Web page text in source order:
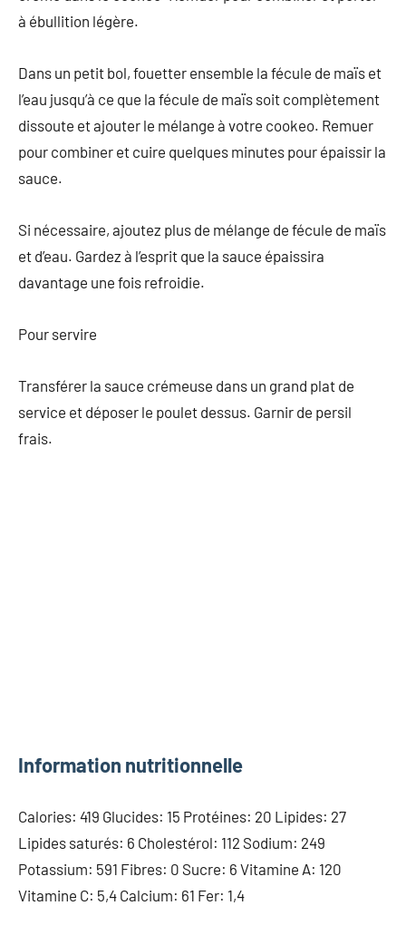
à ébullition légère.
Dans un petit bol, fouetter ensemble la fécule de maïs et
l’eau jusqu’à ce que la fécule de maïs soit complètement
dissoute et ajouter le mélange à votre cookeo. Remuer
pour combiner et cuire quelques minutes pour épaissir la
sauce.
Si nécessaire, ajoutez plus de mélange de fécule de maïs
et d’eau. Gardez à l’esprit que la sauce épaissira
davantage une fois refroidie.
Pour servire
Transférer la sauce crémeuse dans un grand plat de
service et déposer le poulet dessus. Garnir de persil
frais.
Information nutritionnelle
Calories: 419 Glucides: 15 Protéines: 20 Lipides: 27
Lipides saturés: 6 Cholestérol: 112 Sodium: 249
Potassium: 591 Fibres: 0 Sucre: 6 Vitamine A: 120
Vitamine C: 5,4 Calcium: 61 Fer: 1,4